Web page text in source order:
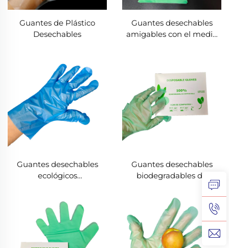
Guantes de Plástico
Desechables
Guantes desechables
amigables con el medio
almidón de maíz
Guantes desechables
ecológicos
de PLA PBAT almidón de
maíz
Guantes desechables
biodegradables de
almidón de maíz
biodegradable y
compostable